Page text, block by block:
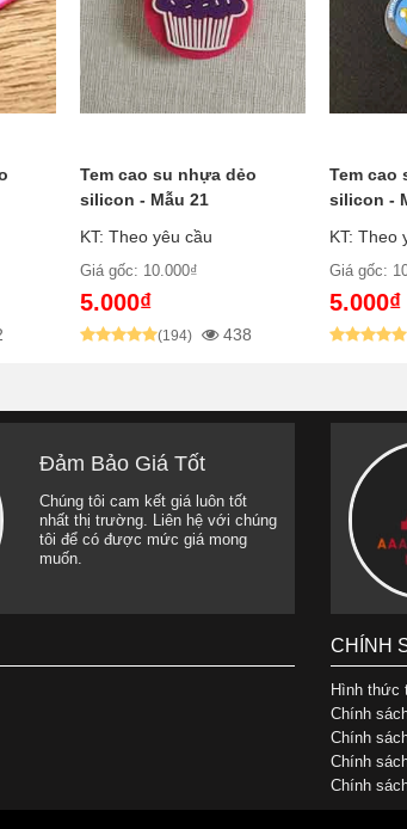
Tem cao su nhựa dẻo
silicon - Mẫu 21
KT: Theo yêu cầu
Giá gốc: 10.000₫
5.000₫
(194) 438
Tem cao
silicon -
KT: Theo
Giá gốc:
5.000₫
Đảm Bảo Giá Tốt
Chúng tôi cam kết giá luôn tốt
nhất thị trường. Liên hệ với chúng
tôi để có được mức giá mong
muốn.
CHÍNH
Hình thức
Chính
Chính
Chính
Chính